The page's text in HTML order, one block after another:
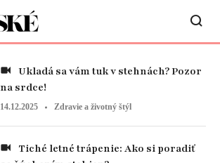
na srdce!
14.12.2025 Zdravie a životný štýl